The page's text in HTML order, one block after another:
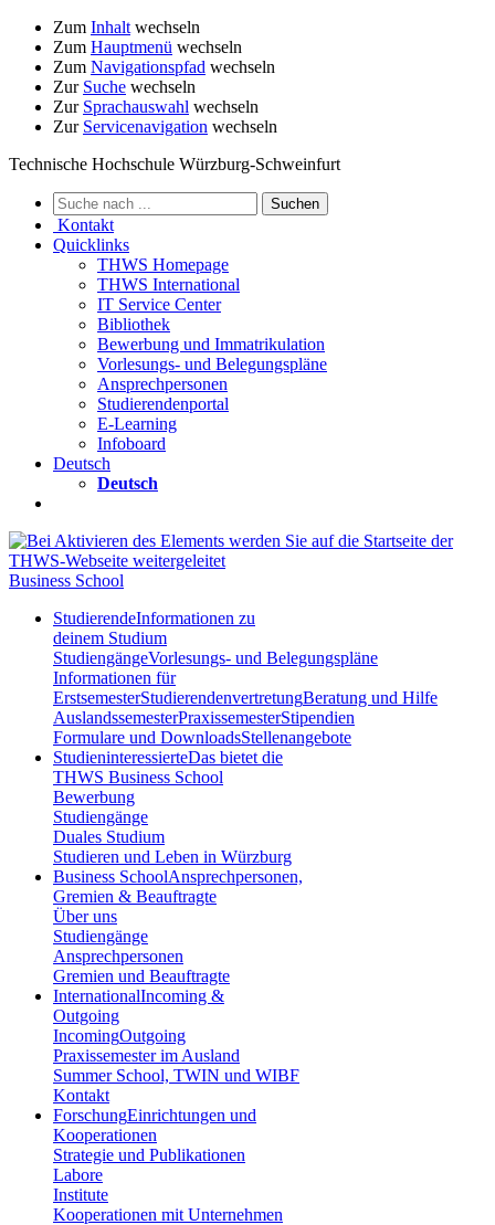
Zum Inhalt wechseln
Zum Hauptmenü wechseln
Zum Navigationspfad wechseln
Zur Suche wechseln
Zur Sprachauswahl wechseln
Zur Servicenavigation wechseln
Technische Hochschule Würzburg-Schweinfurt
Kontakt
Quicklinks
THWS Homepage
THWS International
IT Service Center
Bibliothek
Bewerbung und Immatrikulation
Vorlesungs- und Belegungspläne
Ansprechpersonen
Studierendenportal
E-Learning
Infoboard
Deutsch
Deutsch
Business School
StudierendeInformationen zu
deinem Studium
StudiengängeVorlesungs- und Belegungspläne
Informationen für
ErstsemesterStudierendenvertretungBeratung und Hilfe
AuslandssemesterPraxissemesterStipendien
Formulare und DownloadsStellenangebote
StudieninteressierteDas bietet die
THWS Business School
Bewerbung
Studiengänge
Duales Studium
Studieren und Leben in Würzburg
Business SchoolAnsprechpersonen,
Gremien & Beauftragte
Über uns
Studiengänge
Ansprechpersonen
Gremien und Beauftragte
InternationalIncoming &
Outgoing
IncomingOutgoing
Praxissemester im Ausland
Summer School, TWIN und WIBF
Kontakt
ForschungEinrichtungen und
Kooperationen
Strategie und Publikationen
Labore
Institute
Kooperationen mit Unternehmen